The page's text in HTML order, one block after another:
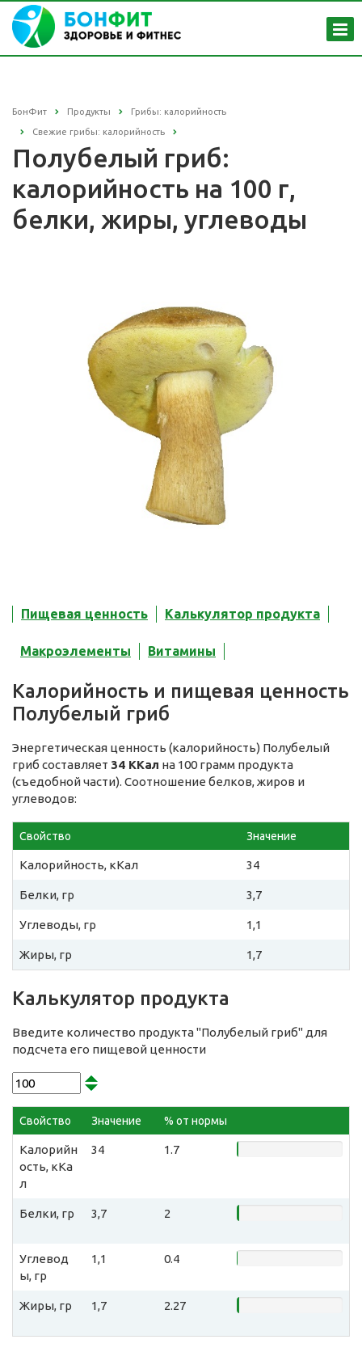
БонФит Продукты Грибы: калорийность
Свежие грибы: калорийность
Полубелый гриб:
калорийность на 100 г,
белки, жиры, углеводы
Пищевая ценность Калькулятор продукта
Макроэлементы Витамины
Калорийность и пищевая ценность
Полубелый гриб
Энергетическая ценность (калорийность) Полубелый
гриб составляет 34 ККал на 100 грамм продукта
(съедобной части). Соотношение белков, жиров и
углеводов:
Свойство Значение
Калорийность, кКал 34
Белки, гр 3,7
Углеводы, гр 1,1
Жиры, гр 1,7
Калькулятор продукта
Введите количество продукта "Полубелый гриб" для
подсчета его пищевой ценности
Свойство Значение % от нормы
Калорийн
ость, кКа
л
34 1.7
Белки, гр 3,7 2
Углевод
ы, гр
1,1 0.4
Жиры, гр 1,7 2.27